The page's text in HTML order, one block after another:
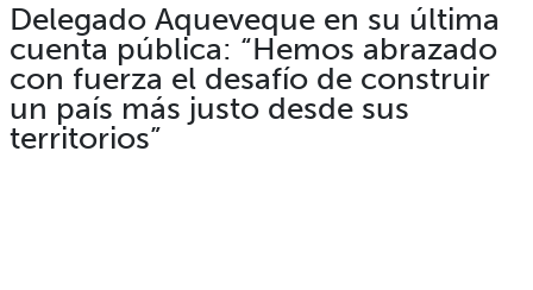
Delegado Aqueveque en su última
cuenta pública: “Hemos abrazado
con fuerza el desafío de construir
un país más justo desde sus
territorios”